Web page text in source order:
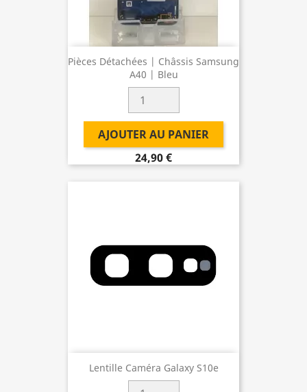
Pièces Détachées | Châssis Samsung
A40 | Bleu
AJOUTER AU PANIER
24,90 €
Lentille Caméra Galaxy S10e